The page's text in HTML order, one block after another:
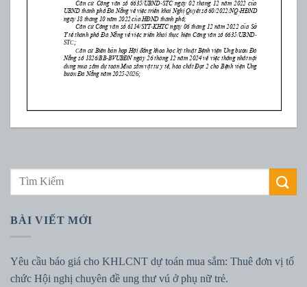
BÀI VIẾT MỚI
Yêu cầu báo giá cho KHLCNT dự toán mua sắm: Thuê đơn vị tổ
chức Hội nghị chuyên đề ung thư vú ở phụ nữ trẻ.